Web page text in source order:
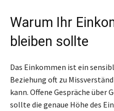
Warum Ihr
bleiben sollte
Das Einkommen ist ein
Beziehung oft zu
kann. Offene Gespräche über
sollte die genaue Höhe des